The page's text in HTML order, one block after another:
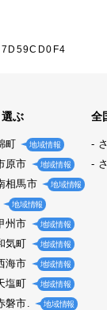
ぶ
町 地域情報
原市 地域情報
相馬市 地域情報
地域情報
州市 地域情報
気町 地域情報
海市 地域情報
塩町 地域情報
磐市. 地域情報
全